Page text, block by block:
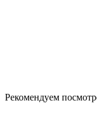
Рекомендуем